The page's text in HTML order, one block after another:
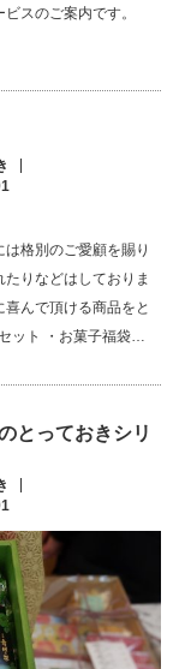
スのご案内です。
格別のご愛顧を賜り
りなどはしておりま
んで頂ける商品をと
ット ・お菓子福袋…
とっておきシリ